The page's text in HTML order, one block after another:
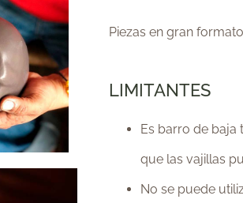
Piezas en gran
LIMITANTES
Es barro de baja
que las vajillas
No se puede